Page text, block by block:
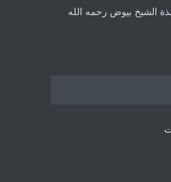
الشيخ بيوض رحمه الله